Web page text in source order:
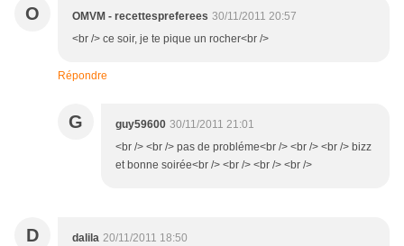
O OMVM - recettespreferees 30/11/2011 20:57
<br /> ce soir, je te pique un rocher<br />
Répondre
G guy59600 30/11/2011 21:01
<br /> <br /> pas de probléme<br /> <br /> <br /> bizz
et bonne soirée<br /> <br /> <br /> <br />
D dalila 20/11/2011 18:50